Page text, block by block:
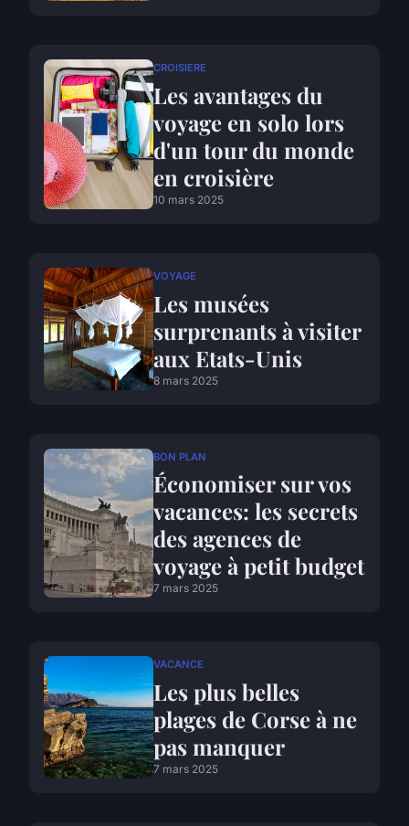
CROISIERE
Les avantages du
voyage en solo lors
d'un tour du monde
en croisière
10 mars 2025
VOYAGE
Les musées
surprenants à visiter
aux Etats-Unis
8 mars 2025
BON PLAN
Économiser sur vos
vacances: les secrets
des agences de
voyage à petit budget
7 mars 2025
VACANCE
Les plus belles
plages de Corse à ne
pas manquer
7 mars 2025